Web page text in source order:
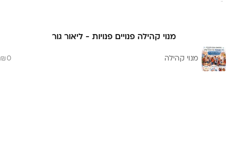
מנוי קהילה פנויים פנויות - ליאור גור
מנוי קהילה 0